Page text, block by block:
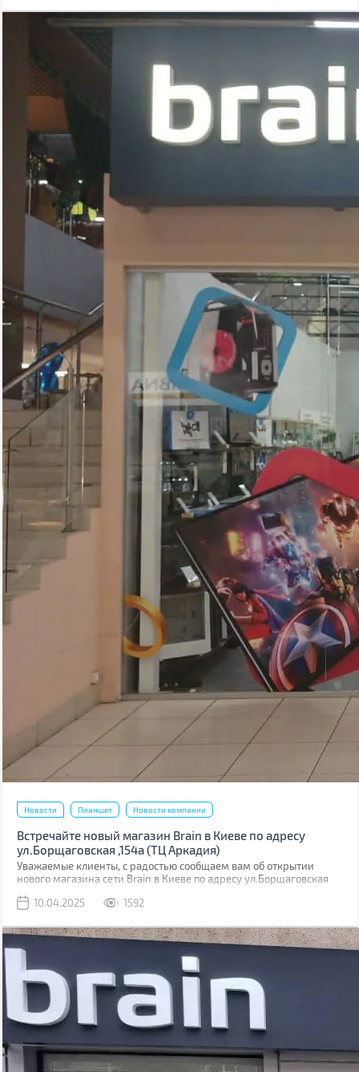
Новости Планшет Новости компании
Встречайте новый магазин Brain в Киеве по адресу
ул.Борщаговская ,154а (ТЦ Аркадия)
Уважаемые клиенты, с радостью сообщаем вам об открытии
нового магазина сети Brain в Киеве по адресу ул.Борщаговская
10.04.2025
1592